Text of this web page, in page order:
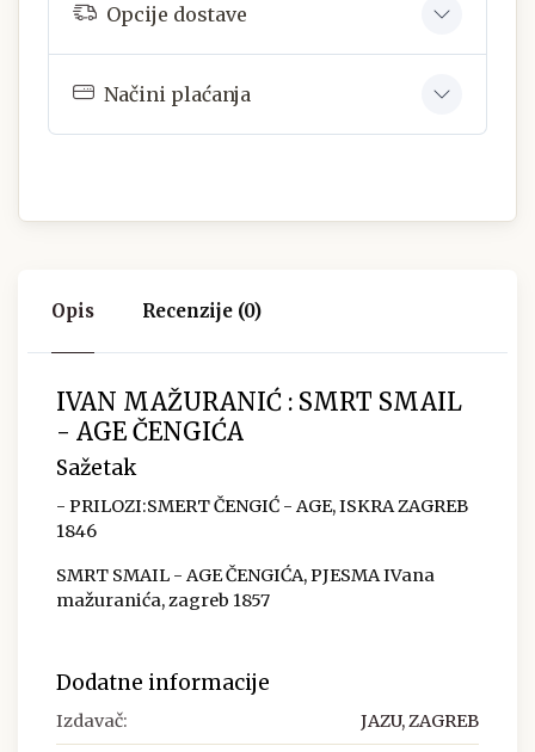
Opcije dostave
Načini plaćanja
Opis Recenzije (0)
IVAN MAŽURANIĆ : SMRT SMAIL
- AGE ČENGIĆA
Sažetak
- PRILOZI:SMERT ČENGIĆ - AGE, ISKRA ZAGREB
1846
SMRT SMAIL - AGE ČENGIĆA, PJESMA IVana
mažuranića, zagreb 1857
Dodatne informacije
Izdavač: JAZU, ZAGREB